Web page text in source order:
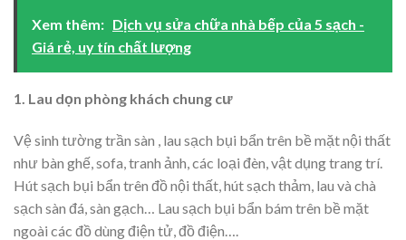
Xem thêm: Dịch vụ sửa chữa nhà bếp của 5 sạch -
Giá rẻ, uy tín chất lượng
1. Lau dọn phòng khách chung cư
Vệ sinh tường trần sàn , lau sạch bụi bẩn trên bề mặt nội thất
như bàn ghế, sofa, tranh ảnh, các loại đèn, vật dụng trang trí.
Hút sạch bụi bẩn trên đồ nội thất, hút sạch thảm, lau và chà
sạch sàn đá, sàn gạch… Lau sạch bụi bẩn bám trên bề mặt
ngoài các đồ dùng điện tử, đồ điện….